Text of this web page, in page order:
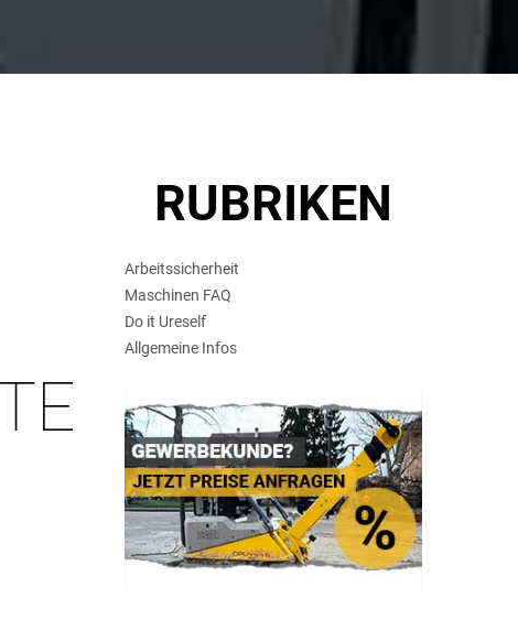
RUBRIKEN
Arbeitssicherheit
Maschinen FAQ
Do it Ureself
Allgemeine Infos